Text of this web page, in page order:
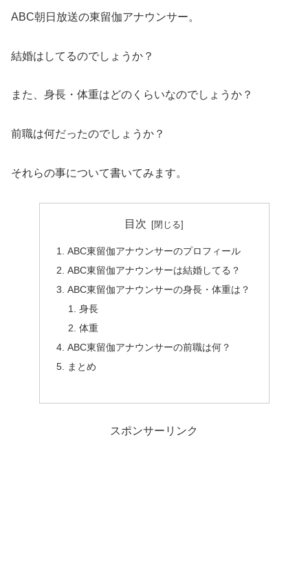
ABC朝日放送の東留伽アナウンサー。
結婚はしてるのでしょうか？
また、身長・体重はどのくらいなのでしょうか？
前職は何だったのでしょうか？
それらの事について書いてみます。
目次
ABC東留伽アナウンサーのプロフィール
ABC東留伽アナウンサーは結婚してる？
ABC東留伽アナウンサーの身長・体重は？
身長
体重
ABC東留伽アナウンサーの前職は何？
まとめ
スポンサーリンク